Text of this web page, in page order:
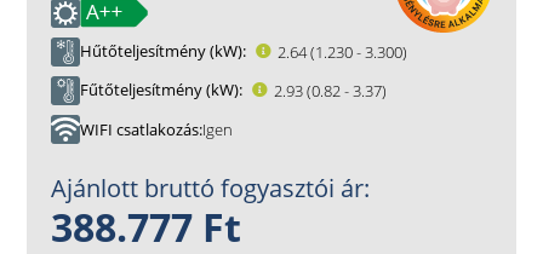
Hűtőteljesítmény (kW)
2.64 (1.230 - 3.300)
Fűtőteljesítmény (kW)
2.93 (0.82 - 3.37)
WIFI csatlakozás Igen
Ajánlott bruttó fogyasztói ár:
388.777 Ft